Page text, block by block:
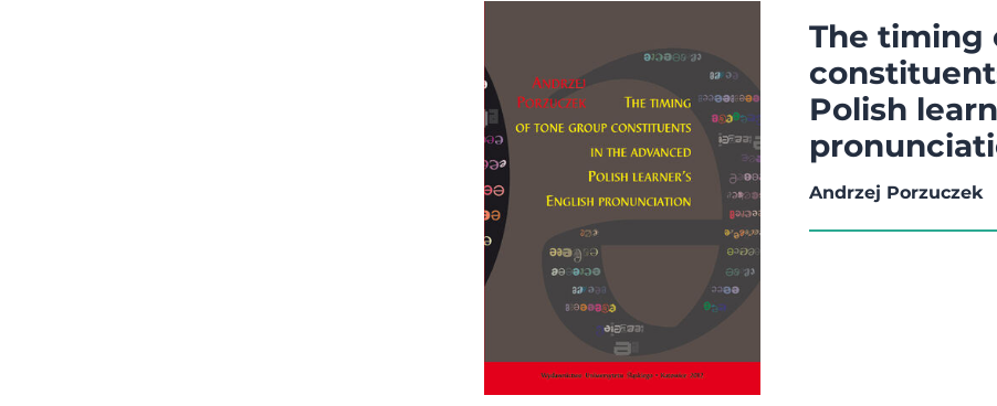
The timing
Polish
Andrzej Porzuczek